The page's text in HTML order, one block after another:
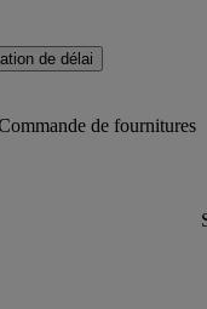
de délai
de fournitures